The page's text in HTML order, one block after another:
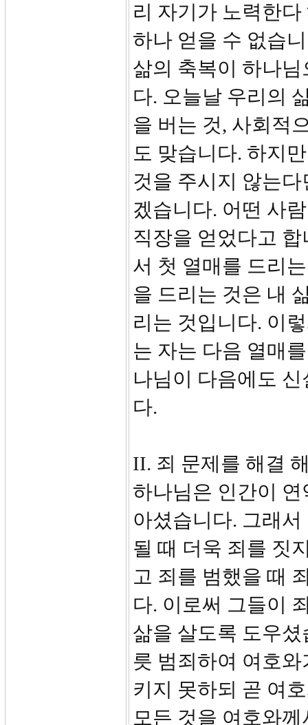
리 자기가 노력한
하나 얻을 수 없습
삶의 축복이 하나
다. 오늘날 우리의
을 버는 것, 사회적
도 맞습니다. 하지
것을 주시지 않는
겠습니다. 어떤 사
직장을 얻었다고
서 첫 열매를 드리
을 드리는 것은 내
리는 것입니다. 이
는 자는 다음 열매
나님이 다음에도
다.
II. 죄 문제를 해결
하나님은 인간이
아셨습니다. 그래
될 때 더욱 죄를 짓
고 죄를 범했을 때
다. 이로써 그들이
삶을 살도록 도우
릇 범죄하여 여호
키지 못하되 곧 여
모든 것을 여호와